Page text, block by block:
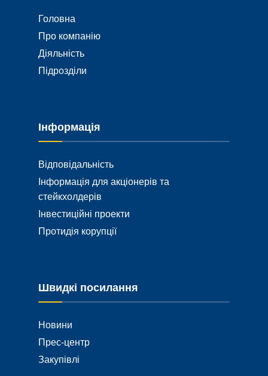
Головна
Про компанію
Діяльність
Підрозділи
Інформація
Відповідальність
Інформація для акціонерів та
стейкхолдерів
Інвестиційні проекти
Протидія корупції
Швидкі посилання
Новини
Прес-центр
Закупівлі